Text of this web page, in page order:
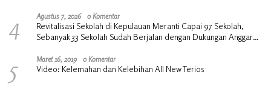
4 Agustus 7, 2026 0 Komentar
Revitalisasi Sekolah di Kepulauan Meranti Capai 97 Sekolah,
Sebanyak 33 Sekolah Sudah Berjalan dengan Dukungan Anggaran
5 Maret 16, 2019 0 Komentar
Video: Kelemahan dan Kelebihan All New Terios